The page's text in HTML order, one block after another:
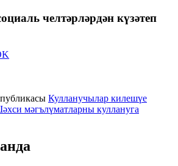
челтәрләрдән күзәтеп
Кулланучылар килешүе
мәгълүматларны куллануга